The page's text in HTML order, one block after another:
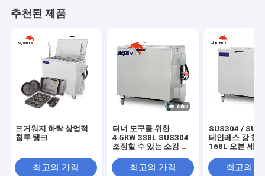
추천된 제품
뜨거워지 하락 상업적
침투 탱크
최고의 가격
터너 도구를 위한
4.5KW 388L SUS304
조정할 수 있는 소킹 탱
최고의 가격
SUS304 /
테인레스 강 침
168L 오븐 세정
최고의